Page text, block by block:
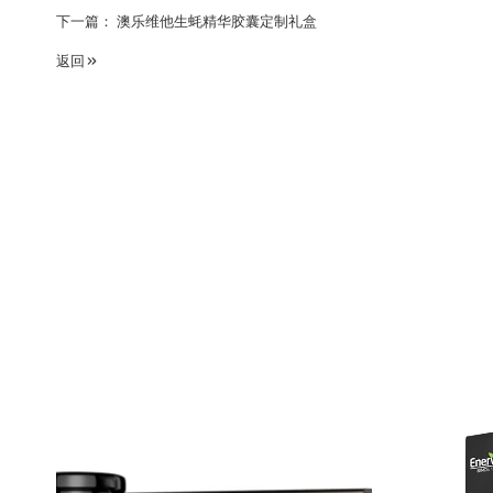
下一篇： 澳乐维他生蚝精华胶囊定制礼盒
返回